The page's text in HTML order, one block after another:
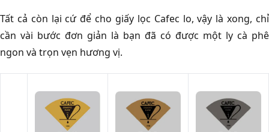
Tất cả còn lại cứ để cho giấy lọc Cafec lo, vậy là xong, chỉ
cần vài bước đơn giản là bạn đã có được một ly cà phê
ngon và trọn vẹn hương vị.